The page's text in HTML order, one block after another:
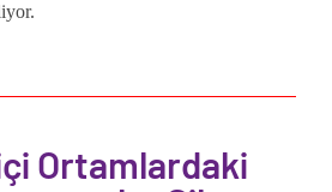
Ortamlardaki